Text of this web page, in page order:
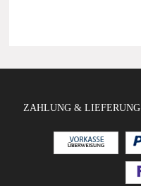
ZAHLUNG & LIEFERUNG